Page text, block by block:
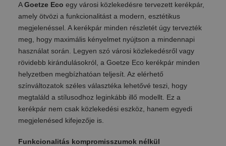
AGoetze Eco egy városi közlekedésre tervezett kerékpár,
amely ötvözi a funkcionalitást a modern, esztétikus
megjelenéssel. A kerékpár minden részletét úgy tervezték
meg, hogy maximális kényelmet nyújtson a mindennapi
használat során. Legyen szó városi közlekedésről vagy
rövidebb kirándulásokról, a Goetze Eco kerékpár minden
helyzetben megbízhatóan teljesít. Az elérhető
színváltozatok széles választéka lehetővé teszi, hogy
megtaláld a stílusodhoz leginkább illő modellt. Ez a
kerékpár nem csak közlekedési eszköz, hanem egyedi
megjelenésed kifejezője is.
Funkcionalitás kompromisszumok nélkül